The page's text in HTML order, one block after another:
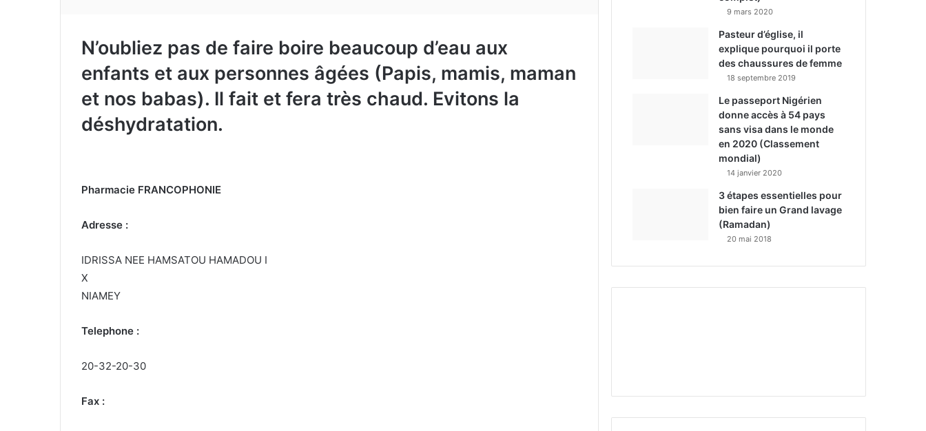
N’oubliez pas de faire boire beaucoup d’eau aux
enfants et aux personnes âgées (Papis, mamis, maman
et nos babas). Il fait et fera très chaud. Evitons la
déshydratation.
Pharmacie FRANCOPHONIE
Adresse :
IDRISSA NEE HAMSATOU HAMADOU I
X
NIAMEY
Telephone :
20-32-20-30
Fax :
9 mars 2020
Pasteur d’église, il
explique pourquoi il porte
des chaussures de femme
18 septembre 2019
Le passeport Nigérien
donne accès à 54 pays
sans visa dans le monde
en 2020 (Classement
mondial)
14 janvier 2020
3 étapes essentielles pour
bien faire un Grand lavage
(Ramadan)
20 mai 2018